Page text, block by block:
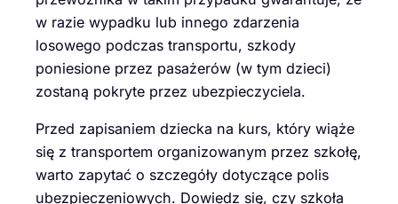
w razie wypadku lub innego zdarzenia
losowego podczas transportu, szkody
poniesione przez pasażerów (w tym dzieci)
zostaną pokryte przez ubezpieczyciela.
Przed zapisaniem dziecka na kurs, który wiąże
się z transportem organizowanym przez szkołę,
warto zapytać o szczegóły dotyczące polis
ubezpieczeniowych. Dowiedz się, czy szkoła